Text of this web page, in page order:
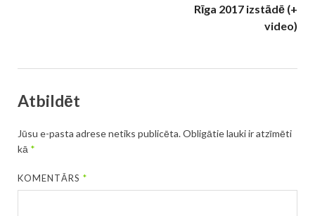
Rīga 2017 izstādē (+
video)
Atbildēt
Jūsu e-pasta adrese netiks publicēta.Obligātie lauki ir atzīmēti
kā *
KOMENTĀRS*